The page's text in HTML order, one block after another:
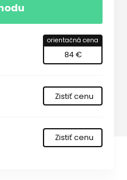
orientačná cena
84 €
Zistiť cenu
Zistiť cenu